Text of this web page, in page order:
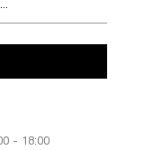
- 18:00